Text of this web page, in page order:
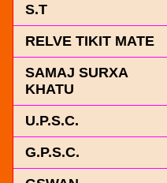
S.T
RELVE TIKIT MATE
SAMAJ SURXA
KHATU
U.P.S.C.
G.P.S.C.